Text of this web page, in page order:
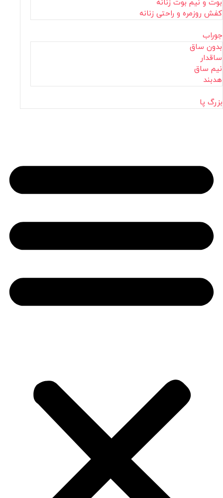
بوت و نیم بوت زنانه
کفش روزمره و راحتی زنانه
جوراب
بدون ساق
ساقدار
نیم ساق
هدبند
بزرگ پا